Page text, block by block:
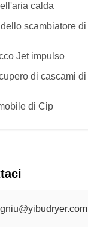
calda
scambiatore di
Jet impulso
di cascami di
di Cip